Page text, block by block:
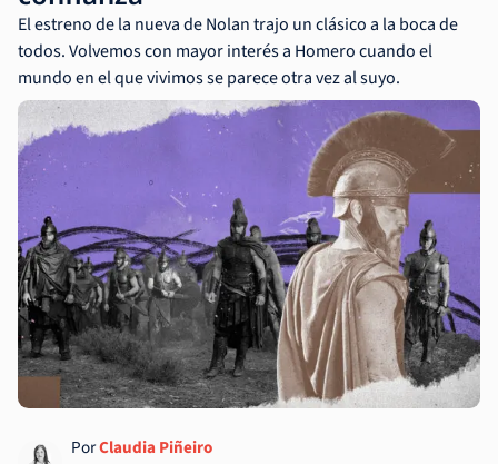
El estreno de la nueva de Nolan trajo un clásico a la boca de
todos. Volvemos con mayor interés a Homero cuando el
mundo en el que vivimos se parece otra vez al suyo.
PorClaudia Piñeiro